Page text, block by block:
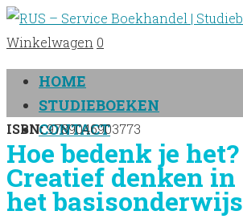
Winkelwagen 0
HOME
STUDIEBOEKEN
CONTACT
ISBN:9789046903773
Hoe bedenk je het?
Creatief denken in
het basisonderwijs